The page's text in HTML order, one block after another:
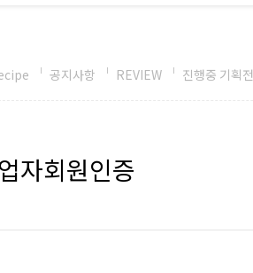
공지사항 REVIEW 진행중 기획전
자회원인증